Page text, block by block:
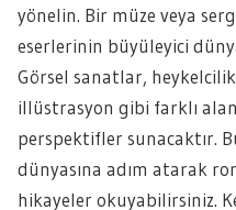
yönelin. Bir müze veya
eserlerinin büyüleyici
Görsel sanatlar,
illüstrasyon gibi farklı
perspektifler sunacaktır.
dünyasına adım atarak
hikayeler okuyabilirsiniz.